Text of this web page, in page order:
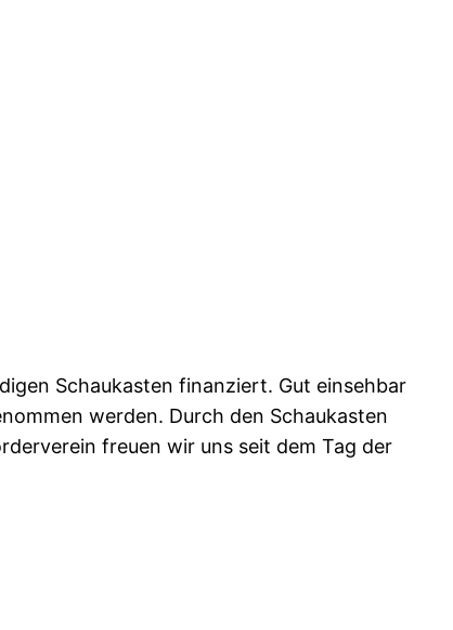
Schaukasten finanziert. Gut einsehbar
werden. Durch den Schaukasten
freuen wir uns seit dem Tag der